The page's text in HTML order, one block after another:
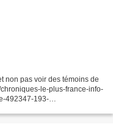
non pas voir des témoins de
le-plus-france-info-
492347-193-